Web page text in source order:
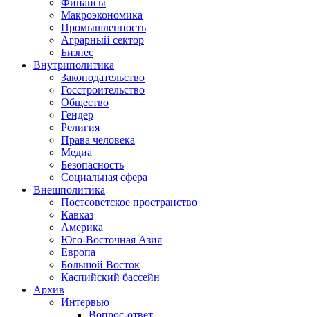
Финансы
Макроэкономика
Промышленность
Аграрный сектор
Бизнес
Внутриполитика
Законодательство
Госстроительство
Общество
Гендер
Религия
Права человека
Медиа
Безопасность
Социальная сфера
Внешполитика
Постсоветское пространство
Кавказ
Америка
Юго-Восточная Азия
Европа
Большой Восток
Каспийский бассейн
Архив
Интервью
Вопрос-ответ